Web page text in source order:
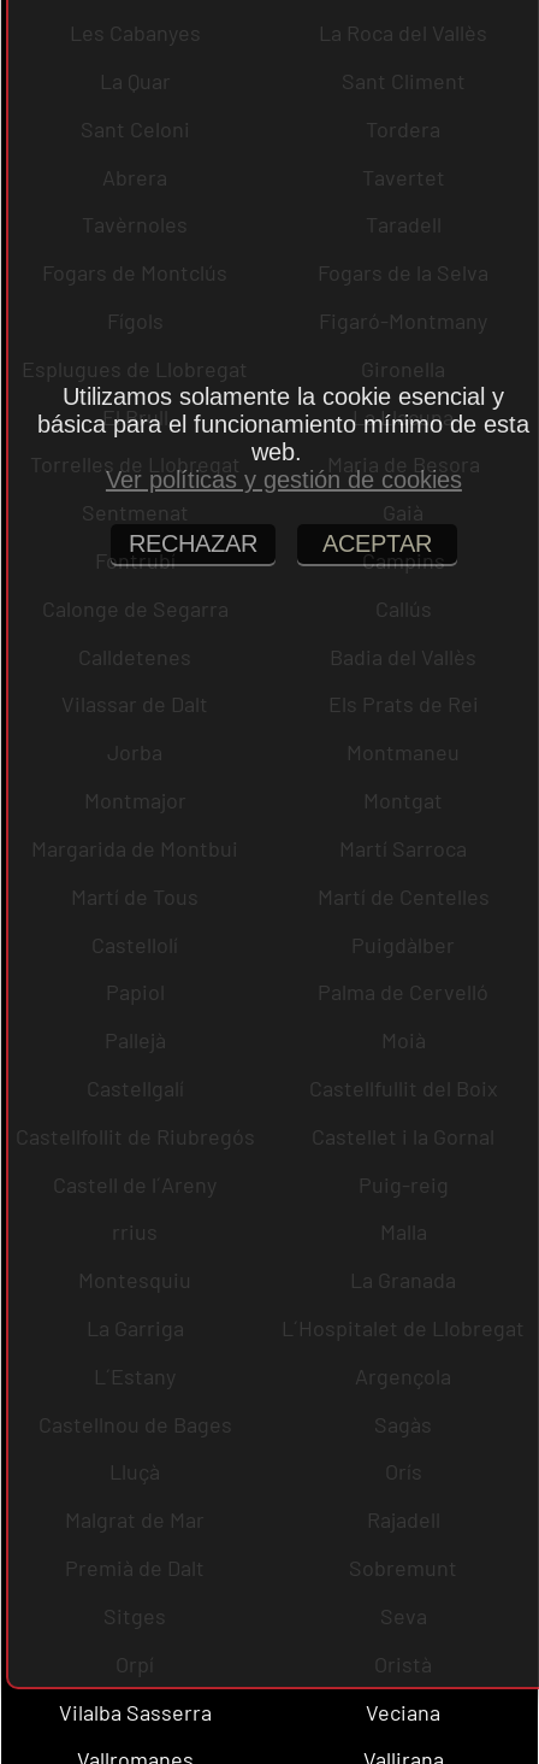
Les Cabanyes
La Roca del Vallès
La Quar
Sant Climent
Sant Celoni
Tordera
Abrera
Tavertet
Tavèrnoles
Taradell
Fogars de Montclús
Fogars de la Selva
Fígols
Figaró-Montmany
Esplugues de Llobregat
Gironella
El Brull
La Llacuna
Torrelles de Llobregat
Maria de Besora
Sentmenat
Gaià
Fontrubí
Campins
Calonge de Segarra
Callús
Calldetenes
Badia del Vallès
Vilassar de Dalt
Els Prats de Rei
Jorba
Montmaneu
Montmajor
Montgat
Margarida de Montbui
Martí Sarroca
Martí de Tous
Martí de Centelles
Castellolí
Puigdàlber
Papiol
Palma de Cervelló
Pallejà
Moià
Castellgalí
Castellfullit del Boix
Castellfollit de Riubregós
Castellet i la Gornal
Castell de l´Areny
Puig-reig
rrius
Malla
Montesquiu
La Granada
La Garriga
L´Hospitalet de Llobregat
L´Estany
Argençola
Castellnou de Bages
Sagàs
Lluçà
Orís
Malgrat de Mar
Rajadell
Premià de Dalt
Sobremunt
Sitges
Seva
Orpí
Oristà
Vilalba Sasserra
Veciana
Utilizamos solamente la cookie esencial y
básica para el funcionamiento mínimo de esta
web.
Ver políticas y gestión de cookies
RECHAZAR ACEPTAR